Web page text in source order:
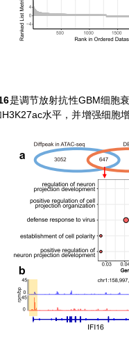
是调节放射抗性GBM细胞
H3K27ac水平，并增强细胞